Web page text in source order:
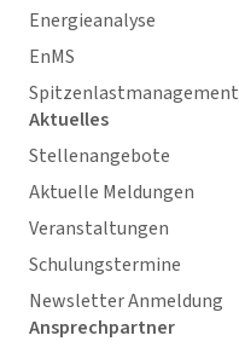
Energieanalyse
EnMS
Spitzenlastmanagement
Aktuelles
Stellenangebote
Aktuelle Meldungen
Veranstaltungen
Schulungstermine
Newsletter Anmeldung
Ansprechpartner